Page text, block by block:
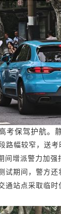
考保驾护航。
路幅较窄，送
间增派警力加
试期间，警方
通站点采取临